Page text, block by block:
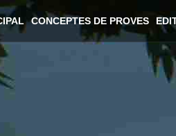
CONCEPTES DE PROVES